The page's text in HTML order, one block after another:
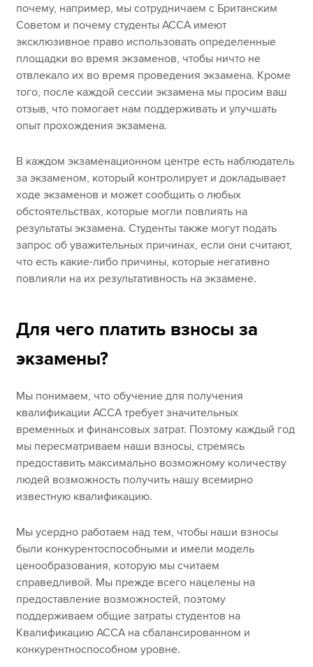
почему, например, мы сотрудничаем с Британским
Советом и почему студенты ACCA имеют
эксклюзивное право использовать определенные
площадки во время экзаменов, чтобы ничто не
отвлекало их во время проведения экзамена. Кроме
того, после каждой сессии экзамена мы просим ваш
отзыв, что помогает нам поддерживать и улучшать
опыт прохождения экзамена.
В каждом экзаменационном центре есть наблюдатель
за экзаменом, который контролирует и докладывает
ходе экзаменов и может сообщить о любых
обстоятельствах, которые могли повлиять на
результаты экзамена. Студенты также могут подать
запрос об уважительных причинах, если они считают,
что есть какие-либо причины, которые негативно
повлияли на их результативность на экзамене.
Для чего платить взносы за
экзамены?
Мы понимаем, что обучение для получения
квалификации ACCA требует значительных
временных и финансовых затрат. Поэтому каждый год
мы пересматриваем наши взносы, стремясь
предоставить максимально возможному количеству
людей возможность получить нашу всемирно
известную квалификацию.
Мы усердно работаем над тем, чтобы наши взносы
были конкурентоспособными и имели модель
ценообразования, которую мы считаем
справедливой. Мы прежде всего нацелены на
предоставление возможностей, поэтому
поддерживаем общие затраты студентов на
Квалификацию ACCA на сбалансированном и
конкурентноспособном уровне.